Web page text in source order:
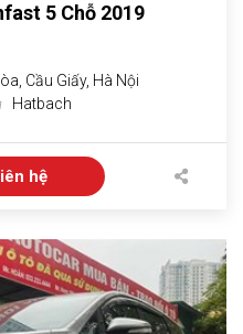
5 Chỗ 2019
Cầu Giấy, Hà Nội
Hatbach
hệ